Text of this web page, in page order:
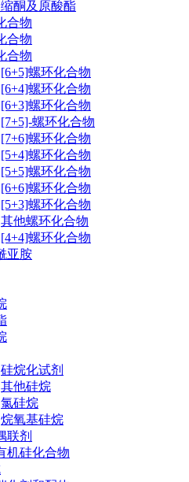
酮及原酸酯
合物
合物
合物
[6+5]螺环化合物
[6+4]螺环化合物
[6+3]螺环化合物
[7+5]-螺环化合物
[7+6]螺环化合物
[5+4]螺环化合物
[5+5]螺环化合物
[6+6]螺环化合物
[5+3]螺环化合物
其他螺环化合物
[4+4]螺环化合物
亚胺
硅烷化试剂
其他硅烷
氯硅烷
烷氧基硅烷
联剂
机硅化合物